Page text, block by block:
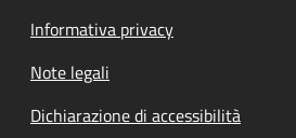
Informativa privacy
Note legali
Dichiarazione di accessibilità